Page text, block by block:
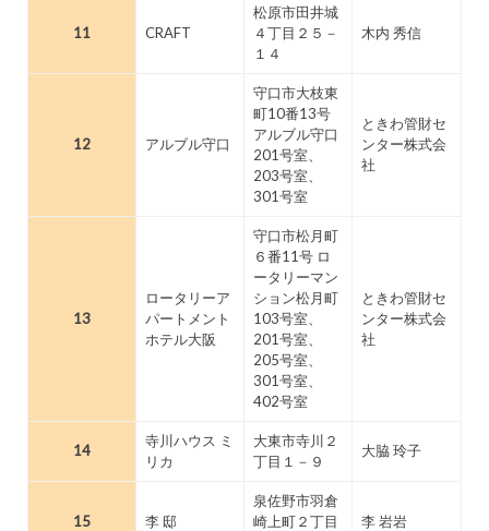
11 CRAFT
松原市田井城
４丁目２５－
１４
木内 秀信
12 アルブル守口
守口市大枝東
町10番13号
アルブル守口
201号室、
203号室、
301号室
ときわ管財セ
ンター株式会
社
13
ロータリーア
パートメント
ホテル大阪
守口市松月町
６番11号 ロ
ータリーマン
ション松月町
103号室、
201号室、
205号室、
301号室、
402号室
ときわ管財セ
ンター株式会
社
14
寺川ハウス ミ
リカ
大東市寺川２
丁目１－９
大脇 玲子
15 李 邸
泉佐野市羽倉
崎上町２丁目
李 岩岩